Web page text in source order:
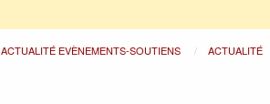
ACTUALITÉ EVÈNEMENTS-SOUTIENS ACTUALITÉ